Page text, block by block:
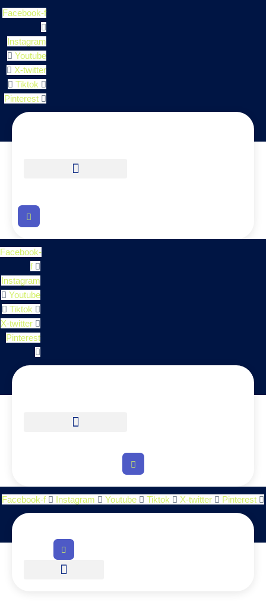
Facebook-f
Instagram
Youtube
X-twitter
Tiktok
Pinterest
Facebook-
f
Instagram
Youtube
Tiktok
X-twitter
Pinterest
Facebook-f Instagram Youtube Tiktok X-twitter Pinterest